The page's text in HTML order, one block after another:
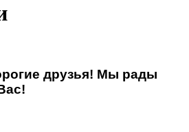
друзья! Мы рады